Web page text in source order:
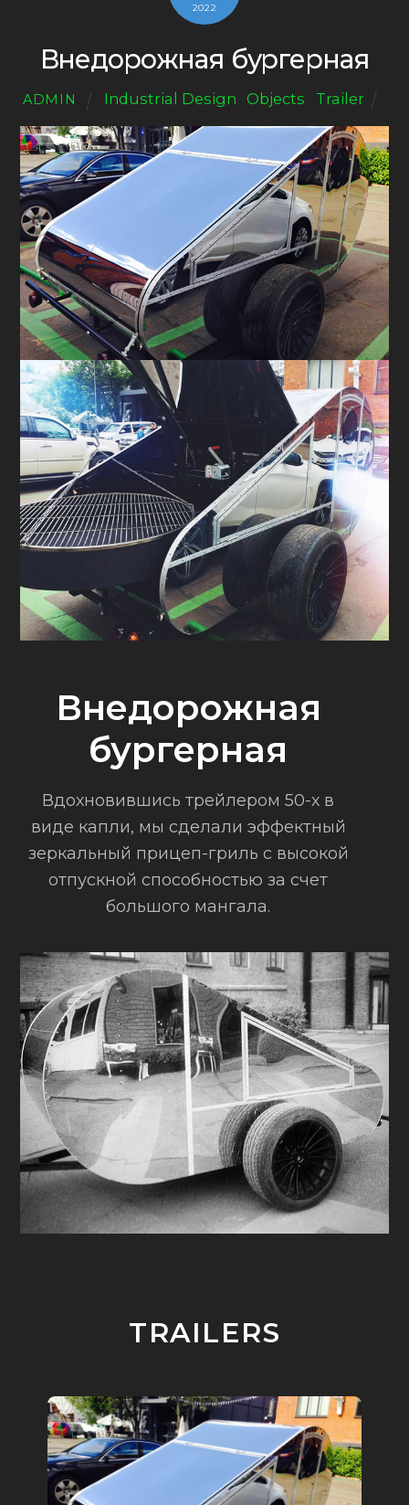
2022
Внедорожная бургерная
ADMIN Industrial Design Objects Trailer
Внедорожная
бургерная
Вдохновившись трейлером 50-х в
виде капли, мы сделали эффектный
зеркальный прицеп-гриль с высокой
отпускной способностью за счет
большого мангала.
TRAILERS